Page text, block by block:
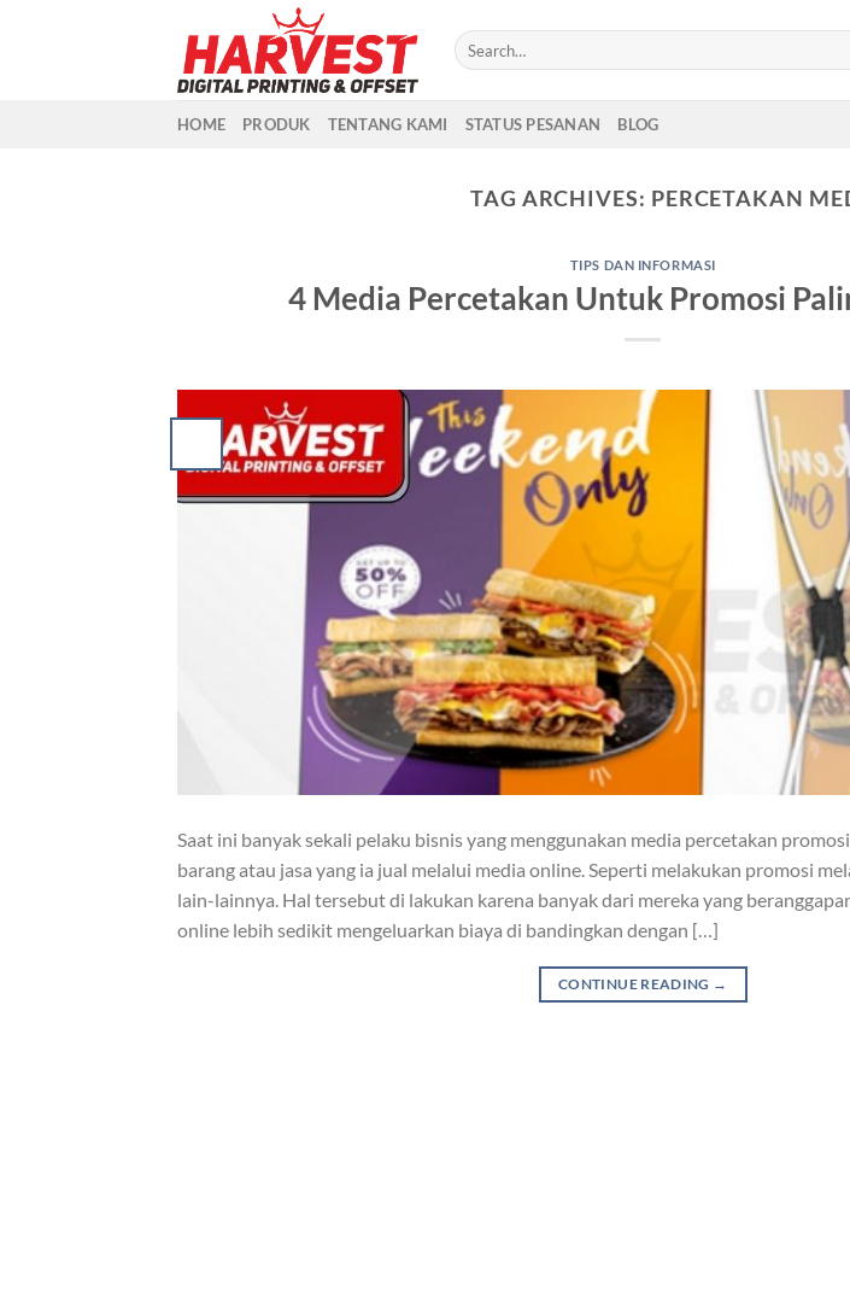
HOME PRODUK TENTANG KAMI STATUS PESANAN BLOG
TAG ARCHIVES: PERCETAKAN
TIPS DAN INFORMASI
4 Media Percetakan Untuk Promosi
Saat ini banyak sekali pelaku bisnis yang menggunakan media percetakan
barang atau jasa yang ia jual melalui media online. Seperti melakukan promosi
lain-lainnya. Hal tersebut di lakukan karena banyak dari mereka yang
online lebih sedikit mengeluarkan biaya di bandingkan dengan […]
CONTINUE READING →